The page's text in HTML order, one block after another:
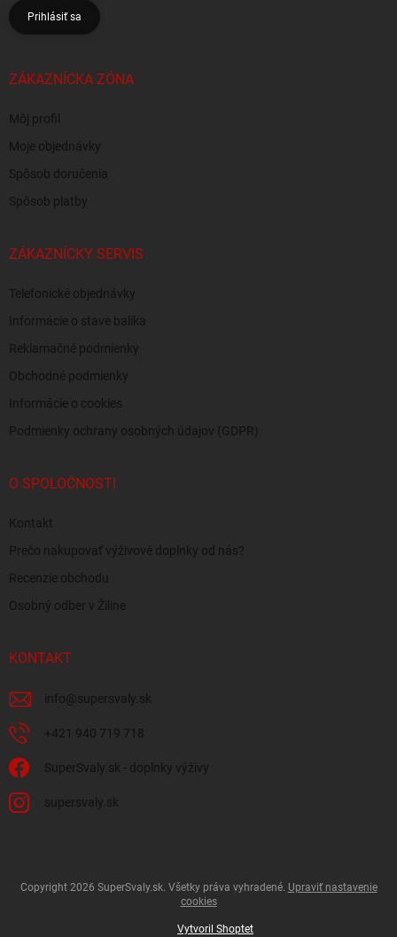
Prihlásiť sa
ZÁKAZNÍCKA ZÓNA
Môj profil
Moje objednávky
Spôsob doručenia
Spôsob platby
ZÁKAZNÍCKY SERVIS
Telefonické objednávky
Informácie o stave balíka
Reklamačné podmienky
Obchodné podmienky
Informácie o cookies
Podmienky ochrany osobných údajov (GDPR)
O SPOLOČNOSTI
Kontakt
Prečo nakupovať výživové doplnky od nás?
Recenzie obchodu
Osobný odber v Žiline
KONTAKT
info@ supersvaly.sk
+421 940 719 718
SuperSvaly.sk - doplnky výživy
supersvaly.sk
Vytvoril Shoptet
Copyright 2026 SuperSvaly.sk. Všetky práva vyhradené. Upraviť nastavenie
cookies